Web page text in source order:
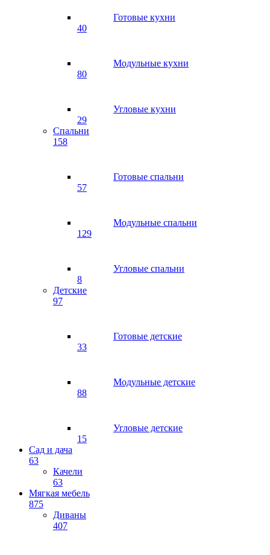
Готовые кухни
40
Модульные кухни
80
Угловые кухни
29
Спальни
158
Готовые спальни
57
Модульные спальни
129
Угловые спальни
8
Детские
97
Готовые детские
33
Модульные детские
88
Угловые детские
15
Сад и дача
63
Качели
63
Мягкая мебель
875
Диваны
407